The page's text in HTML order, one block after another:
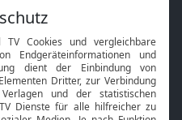
Mobile App
Smart TV
HbbTV
Bibelthek Online-Bibel
Nächster Gottesdienst